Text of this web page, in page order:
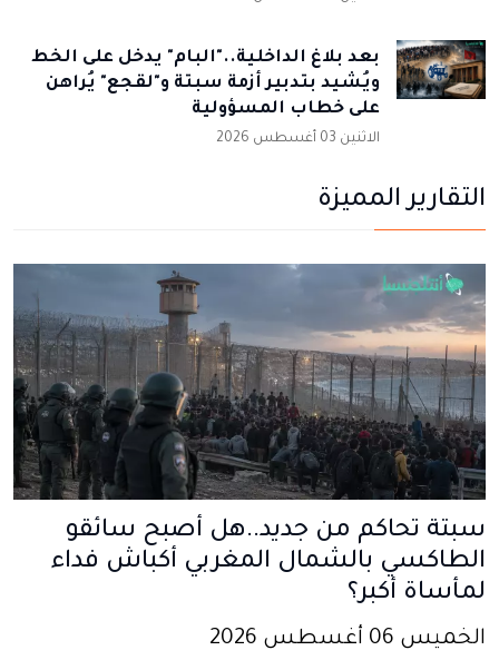
بعد بلاغ الداخلية.."البام" يدخل على الخط
ويُشيد بتدبير أزمة سبتة و"لقجع" يُراهن
على خطاب المسؤولية
الاثنين 03 أغسطس 2026
التقارير المميزة
سبتة تحاكم من جديد..هل أصبح سائقو
الطاكسي بالشمال المغربي أكباش فداء
لمأساة أكبر؟
الخميس 06 أغسطس 2026